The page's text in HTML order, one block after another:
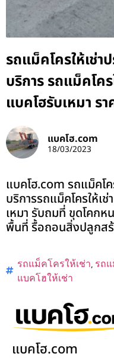
รถแม็คโครให้เช่า
บริการ รถแม็คโค
แบคโฮรับเหมา ร
แบคโฮ.com
18/03/2023
แบคโฮ.com รถแม็คโ
บริการรถแม็คโครให้เ
เหมา รับถมที่ ขุดโคกห
พื้นที่ รื้อถอนสิ่งปลูกสร้
รถแม็คโครให้เช่า, รถ
แบคโฮให้เช่า
แบคโฮ.com